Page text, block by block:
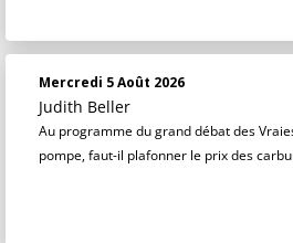
Mercredi 5 Août 2026
Judith Beller
Au programme du grand débat des
pompe, faut-il plafonner le prix des